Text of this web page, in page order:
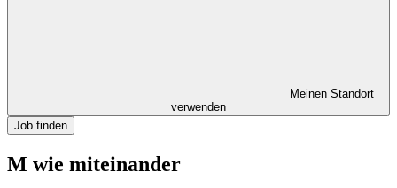
Meinen Standort
verwenden
Job finden
M wie miteinander